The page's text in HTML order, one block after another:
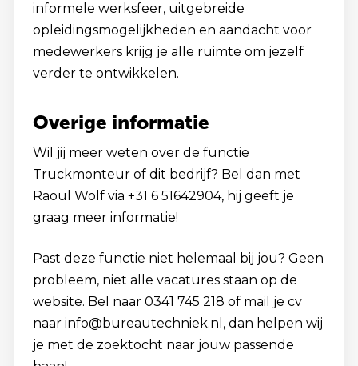
informele werksfeer, uitgebreide
opleidingsmogelijkheden en aandacht voor
medewerkers krijg je alle ruimte om jezelf
verder te ontwikkelen.
Overige informatie
Wil jij meer weten over de functie
Truckmonteur of dit bedrijf? Bel dan met
Raoul Wolf via +31 6 51642904, hij geeft je
graag meer informatie!
Past deze functie niet helemaal bij jou? Geen
probleem, niet alle vacatures staan op de
website. Bel naar 0341 745 218 of mail je cv
naar info@bureautechniek.nl, dan helpen wij
je met de zoektocht naar jouw passende